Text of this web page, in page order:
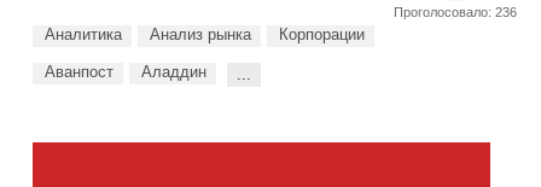
Проголосовало: 236
Аналитика Анализ рынка Корпорации
Аванпост Аладдин ...